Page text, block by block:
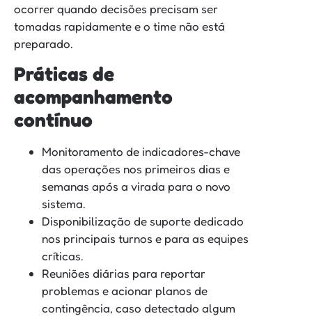
ocorrer quando decisões precisam ser
tomadas rapidamente e o time não está
preparado.
Práticas de
acompanhamento
contínuo
Monitoramento de indicadores-chave
das operações nos primeiros dias e
semanas após a virada para o novo
sistema.
Disponibilização de suporte dedicado
nos principais turnos e para as equipes
críticas.
Reuniões diárias para reportar
problemas e acionar planos de
contingência, caso detectado algum